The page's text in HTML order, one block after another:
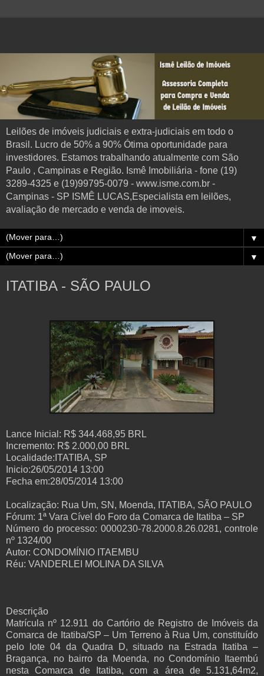
Leilões de imóveis judiciais e extra-judiciais em todo o
Brasil. Lucro de 50% a 90% Ótima oportunidade para
investidores. Estamos trabalhando atualmente com São
Paulo , Campinas e Região. Ismê Imobiliária - fone (19)
3289-4325 e (19)99795-0079 - www.isme.com.br -
Campinas - SP ISMÊ LUCAS,Especialista em leilões,
avaliação de mercado e venda de imoveis.
▼
▼
ITATIBA - SÃO PAULO
Lance Inicial: R$ 344.468,95 BRL
Incremento: R$ 2.000,00 BRL
Localidade:ITATIBA, SP
Inicio:26/05/2014 13:00
Fecha em:28/05/2014 13:00
Localização: Rua Um, SN, Moenda, ITATIBA, SÃO PAULO
Fórum: 1ª Vara Cível do Foro da Comarca de Itatiba – SP
Número do processo: 0000230-78.2000.8.26.0281, controle
nº 1324/00
Autor: CONDOMÍNIO ITAEMBU
Réu: VANDERLEI MOLINA DA SILVA
Descrição
Matrícula nº 12.911 do Cartório de Registro de Imóveis da
Comarca de Itatiba/SP – Um Terreno à Rua Um, constituído
pelo lote 04 da Quadra D, situado na Estrada Itatiba –
Bragança, no bairro da Moenda, no Condomínio Itaembú
nesta Comarca de Itatiba, com a área de 5.131,64m2,